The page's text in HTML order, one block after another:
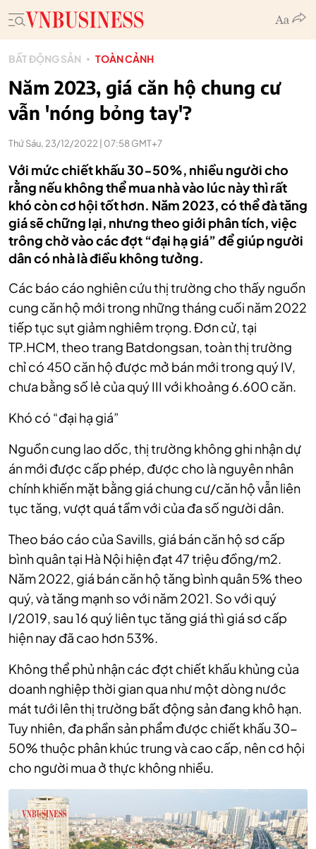
BẤT ĐỘNG SẢN TOÀN CẢNH
Năm 2023, giá căn hộ chung cư
vẫn 'nóng bỏng tay'?
Thứ Sáu, 23/12/2022 | 07:58 GMT+7
Với mức chiết khấu 30-50%, nhiều người cho
rằng nếu không thể mua nhà vào lúc này thì rất
khó còn cơ hội tốt hơn. Năm 2023, có thể đà tăng
giá sẽ chững lại, nhưng theo giới phân tích, việc
trông chờ vào các đợt “đại hạ giá” để giúp người
dân có nhà là điều không tưởng.
Các báo cáo nghiên cứu thị trường cho thấy nguồn
cung căn hộ mới trong những tháng cuối năm 2022
tiếp tục sụt giảm nghiêm trọng. Đơn cử, tại
TP.HCM, theo trang Batdongsan, toàn thị trường
chỉ có 450 căn hộ được mở bán mới trong quý IV,
chưa bằng số lẻ của quý III với khoảng 6.600 căn.
Khó có “đại hạ giá”
Nguồn cung lao dốc, thị trường không ghi nhận dự
án mới được cấp phép, được cho là nguyên nhân
chính khiến mặt bằng giá chung cư/căn hộ vẫn liên
tục tăng, vượt quá tầm với của đa số người dân.
Theo báo cáo của Savills, giá bán căn hộ sơ cấp
bình quân tại Hà Nội hiện đạt 47 triệu đồng/m2.
Năm 2022, giá bán căn hộ tăng bình quân 5% theo
quý, và tăng mạnh so với năm 2021. So với quý
I/2019, sau 16 quý liên tục tăng giá thì giá sơ cấp
hiện nay đã cao hơn 53%.
Không thể phủ nhận các đợt chiết khấu khủng của
doanh nghiệp thời gian qua như một dòng nước
mát tưới lên thị trường bất động sản đang khô hạn.
Tuy nhiên, đa phần sản phẩm được chiết khấu 30-
50% thuộc phân khúc trung và cao cấp, nên cơ hội
cho người mua ở thực không nhiều.